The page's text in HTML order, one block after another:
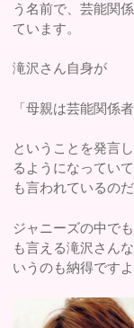
う名前で、芸能関
ています。
滝沢さん自身が
「母親は芸能関係
ということを発言
るようになってい
も言われているのだ
ジャニーズの中で
も言える滝沢さん
いうのも納得ですよ